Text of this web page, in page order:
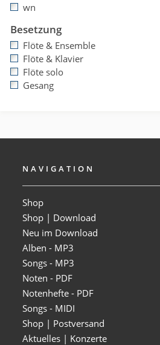
wn
Besetzung
Flöte & Ensemble
Flöte & Klavier
Flöte solo
Gesang
NAVIGATION
Shop
Shop | Download
Neu im Download
Alben - MP3
Songs - MP3
Noten - PDF
Notenhefte - PDF
Songs - MIDI
Shop | Postversand
Aktuelles | Konzerte